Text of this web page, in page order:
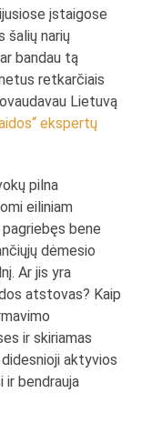
įstaigose
šalių narių
bandau tą
retkarčiais
Lietuvą
ekspertų
pilna
eiliniam
bene
dėmesio
Ar jis yra
atstovas? Kaip
ir skiriamas
aktyvios
ir bendrauja